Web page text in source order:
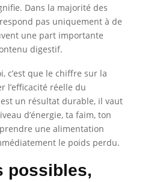
Dans la majorité des
pas uniquement à de
une part importante
digestif.
c’est que le chiffre sur la
l’efficacité réelle du
un résultat durable, il vaut
d’énergie, ta faim, ton
une alimentation
le poids perdu.
possibles,